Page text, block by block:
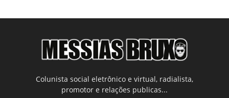
Colunista social eletrônico e virtual, radialista,
promotor e relações publicas...